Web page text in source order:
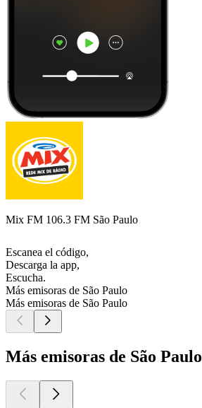
Mix FM 106.3 FM São Paulo
Escanea el código,
Descarga la app,
Escucha.
Más emisoras de São Paulo
Más emisoras de São Paulo
Más emisoras de São Paulo